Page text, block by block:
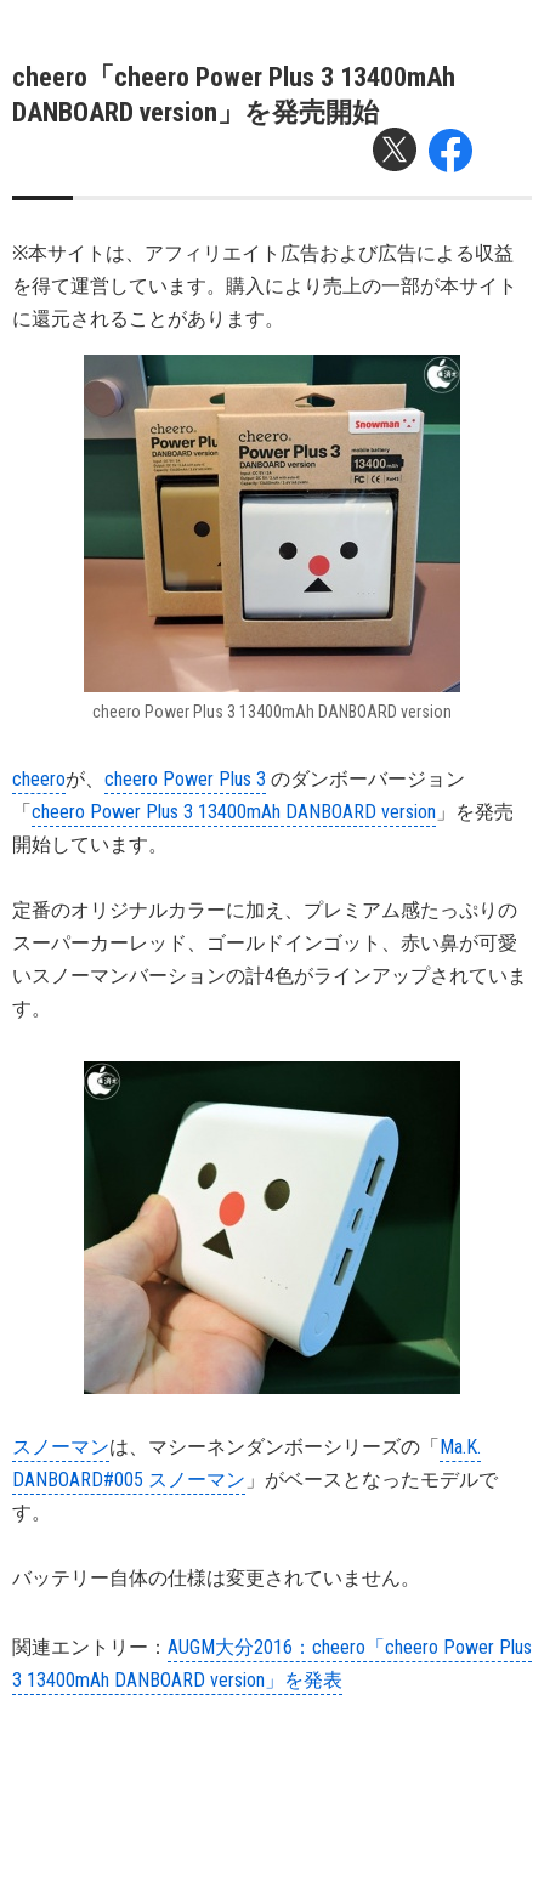
cheero「cheero Power Plus 3 13400mAh
DANBOARD version」を発売開始
※本サイトは、アフィリエイト広告および広告による収益
を得て運営しています。購入により売上の一部が本サイト
に還元されることがあります。
cheero Power Plus 3 13400mAh DANBOARD version
cheeroが、 cheero Power Plus 3 のダンボーバージョン
「cheero Power Plus 3 13400mAh DANBOARD version 」を発売
開始しています。
定番のオリジナルカラーに加え、プレミアム感たっぷりの
スーパーカーレッド、ゴールドインゴット、赤い鼻が可愛
いスノーマンバーションの計4色がラインアップされていま
す。
スノーマンは、マシーネンダンボーシリーズの「Ma.K.
DANBOARD#005 スノーマン 」がベースとなったモデルで
す。
バッテリー自体の仕様は変更されていません。
関連エントリー： AUGM大分2016：cheero「cheero Power Plus
3 13400mAh DANBOARD version」を発表